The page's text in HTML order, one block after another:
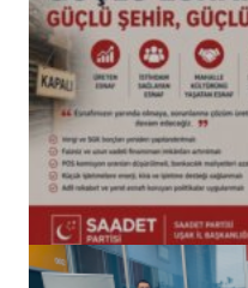
(başlıksız)
Alaattin Karahan tarafından 14/